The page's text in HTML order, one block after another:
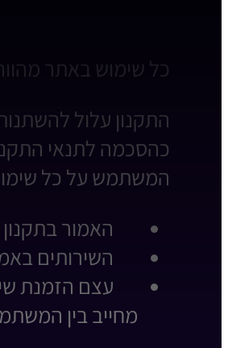
כל שימוש באתר
התקנון עלול
כהסכמה לתנאי
המשתמש על כל
האמור
השירותים
עצם הזמנת
מחייב בין